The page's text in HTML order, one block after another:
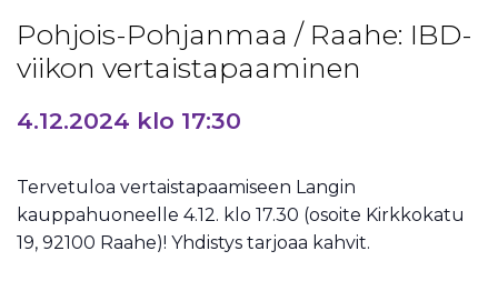
Pohjois-Pohjanmaa / Raahe: IBD-
viikon vertaistapaaminen
4.12.2024 klo 17:30
Tervetuloa vertaistapaamiseen Langin
kauppahuoneelle 4.12. klo 17.30 (osoite Kirkkokatu
19, 92100 Raahe)! Yhdistys tarjoaa kahvit.